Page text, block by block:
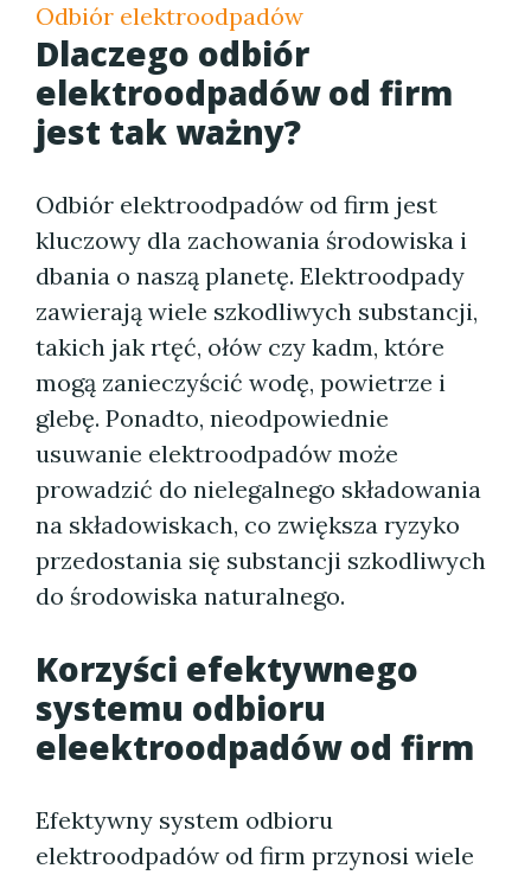
Odbiór elektroodpadów
Dlaczego odbiór
elektroodpadów od firm
jest tak ważny?
Odbiór elektroodpadów od firm jest
kluczowy dla zachowania środowiska i
dbania o naszą planetę. Elektroodpady
zawierają wiele szkodliwych substancji,
takich jak rtęć, ołów czy kadm, które
mogą zanieczyścić wodę, powietrze i
glebę. Ponadto, nieodpowiednie
usuwanie elektroodpadów może
prowadzić do nielegalnego składowania
na składowiskach, co zwiększa ryzyko
przedostania się substancji szkodliwych
do środowiska naturalnego.
Korzyści efektywnego
systemu odbioru
eleektroodpadów od firm
Efektywny system odbioru
elektroodpadów od firm przynosi wiele